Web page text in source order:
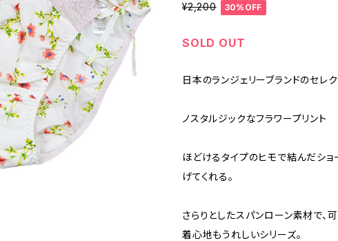
¥2,200 30%OFF
SOLD OUT
日本のランジェリーブランドのセレク
ノスタルジックなフラワープリント
ほどけるタイプのヒモで結んだシ
げてくれる。
さらりとしたスパンローン素材で、
着心地もうれしいシリーズ。